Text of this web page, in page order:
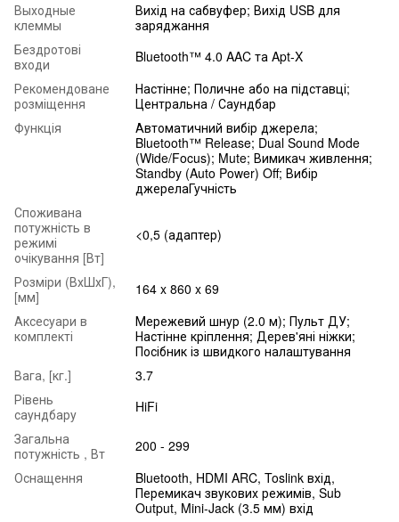
Выходные
клеммы
Вихід на сабвуфер; Вихід USB для
заряджання
Бездротові
входи
Bluetooth™ 4.0 AAC та Apt-X
Рекомендоване
розміщення
Настінне; Поличне або на підставці;
Центральна / Саундбар
Функція
Автоматичний вибір джерела;
Bluetooth™ Release; Dual Sound Mode
(Wide/Focus); Mute; Вимикач живлення;
Standby (Auto Power) Off; Вибір
джерелаГучність
Споживана
потужність в
режимі
очікування [Вт]
<0,5 (адаптер)
Розміри (ВхШхГ),
[мм]
164 x 860 x 69
Аксесуари в
комплекті
Мережевий шнур (2.0 м); Пульт ДУ;
Настінне кріплення; Дерев'яні ніжки;
Посібник із швидкого налаштування
Вага, [кг.]
3.7
Рівень
саундбару
HiFi
Загальна
потужність , Вт
200 - 299
Оснащення
Bluetooth, HDMI ARC, Toslink вхід,
Перемикач звукових режимів, Sub
Output, Mini-Jack (3.5 мм) вхід